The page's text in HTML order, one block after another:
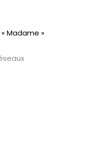
« Madame »